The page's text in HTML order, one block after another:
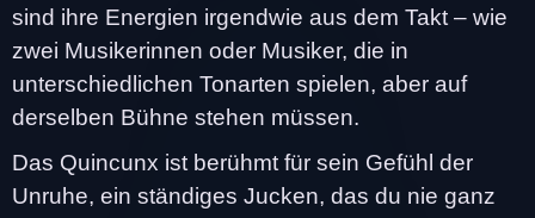
sind ihre Energien irgendwie aus dem Takt – wie
zwei Musikerinnen oder Musiker, die in
unterschiedlichen Tonarten spielen, aber auf
derselben Bühne stehen müssen.
Das Quincunx ist berühmt für sein Gefühl der
Unruhe, ein ständiges Jucken, das du nie ganz